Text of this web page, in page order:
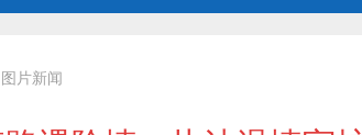
图片新闻